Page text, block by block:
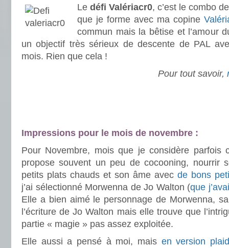
Le défi Valériacr0, c’est le combo
que je forme avec ma copine
commun mais la bêtise et l’amour
un objectif très sérieux de descente de PAL
mois. Rien que cela !
Pour tout savoir,
Impressions pour le mois de novembre :
Pour Novembre, mois que je considère parfois
propose souvent un peu de cocooning, nourrir
petits plats chauds et son âme avec de bons
j’ai sélectionné Morwenna de Jo Walton (que
Elle a bien aimé le personnage de Morwenna,
l’écriture de Jo Walton mais elle trouve que
partie « magie » pas assez exploitée.
Elle aussi a pensé à moi, mais en version